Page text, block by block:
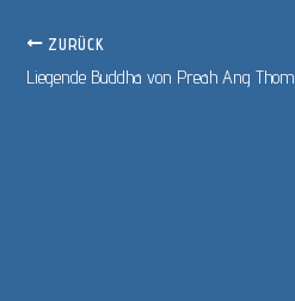
ZURÜCK
Liegende Buddha von Preah Ang Thom